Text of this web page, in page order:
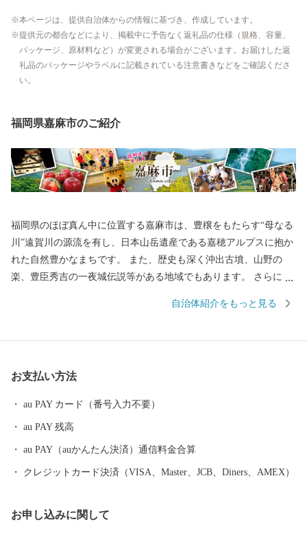
本ページは、提供自治体からの情報に基づき、作成しています。
提供元の都合などにより、掲載中に予告なく返礼品の仕様（規格、容量、
パッケージ、原材料など）が変更される場合がございます。お届けした返
礼品のパッケージやラベルに記載されている注意書きなどをご確認くださ
い。
福岡県嘉麻市のご紹介
福岡県のほぼ真ん中に位置する嘉麻市は、豊穣をもたらす“母なる
川”遠賀川の源流を有し、日本山岳遺産である嘉穂アルプスに抱か
れた自然豊かなまちです。 また、歴史も深く沖出古墳、山野の
楽、豊臣秀吉の一夜城伝説等がある地域でもあります。 さらに、
生産者のこだわりが詰まった逸品ばかり。 豊かな自然と深い歴史
自治体紹介をもっと見る
お支払い方法
au PAY カード（番号入力不要）
au PAY 残高
au PAY（auかんたん決済）通信料金合算
クレジットカード決済（VISA、Master、JCB、Diners、AMEX）
お申し込みに関して